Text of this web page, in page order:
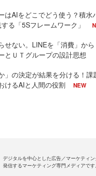
はAIをどこでどう使う？積水
る「5Sフレームワーク」
せない。LINEを「消費」か
とＵＴグループの設計思想
」の決定が結果を分ける！課
けるAIと人間の役割
NEW
デジタルを中心とした広告／マーケティ
発信するマーケティング専門メディアです。